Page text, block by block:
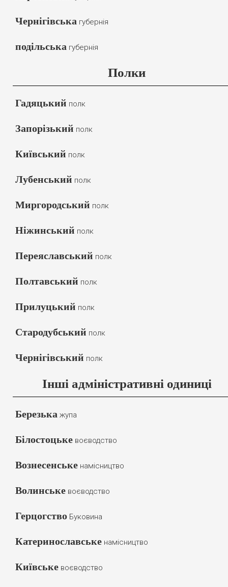
Чернігівська губернія
подільська губернія
Полки
Гадяцький полк
Запорізький полк
Київський полк
Лубенський полк
Миргородський полк
Ніжинський полк
Переяславський полк
Полтавський полк
Прилуцький полк
Стародубський полк
Чернігівський полк
Інші адміністративні одиниці
Березька жупа
Білостоцьке воєводство
Вознесенське намісництво
Волинське воєводство
Герцогство Буковина
Катеринославське намісництво
Київське воєводство